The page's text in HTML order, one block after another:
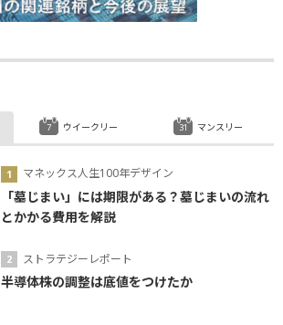
マネックス人生100年デザイン
「墓じまい」には期限がある？墓じまいの流れ
とかかる費用を解説
ストラテジーレポート
半導体株の調整は底値をつけたか
ウイークリー マンスリー